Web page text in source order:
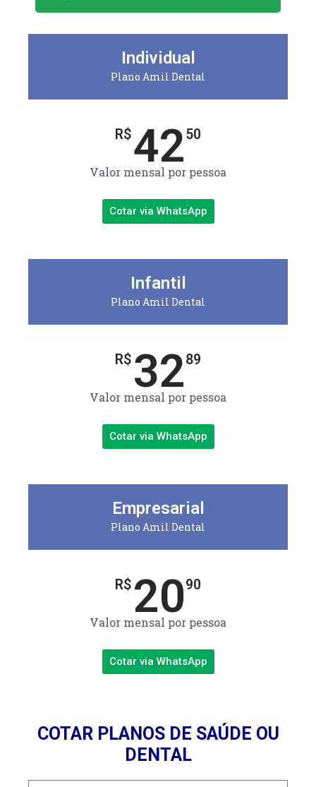
Individual
Plano Amil Dental
R$4250
Valor mensal por pessoa
Cotar via WhatsApp
Infantil
Plano Amil Dental
R$ 3289
Valor mensal por pessoa
Cotar via WhatsApp
Empresarial
Plano Amil Dental
R$ 2090
Valor mensal por pessoa
Cotar via WhatsApp
COTAR PLANOS DE SAÚDE OU
DENTAL